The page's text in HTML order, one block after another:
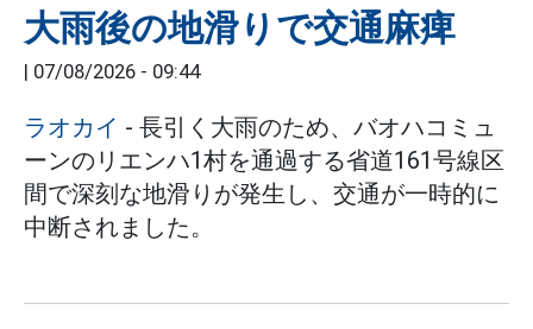
大雨後の地滑りで交通麻痺
| 07/08/2026 - 09:44
ラオカイ - 長引く大雨のため、バオハコミュ
ーンのリエンハ1村を通過する省道161号線区
間で深刻な地滑りが発生し、交通が一時的に
中断されました。